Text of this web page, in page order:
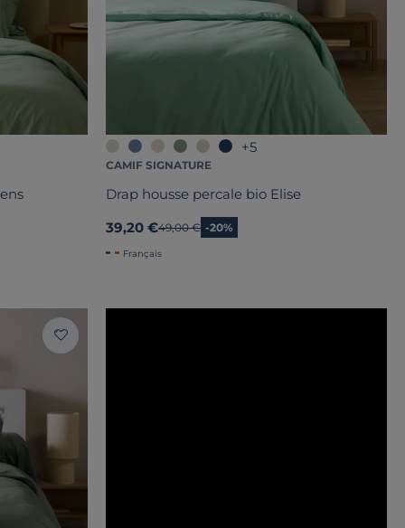
+5
CAMIF SIGNATURE
Drap housse percale bio Elise
39,20 €Ancien prix
49,00 € -20%
Français